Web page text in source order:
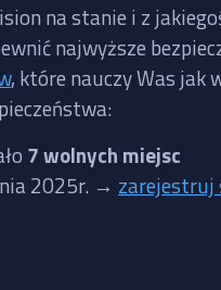
na stanie i z
najwyższe
, które nauczy Was jak
7 wolnych miejsc
2025r. → zarejestruj